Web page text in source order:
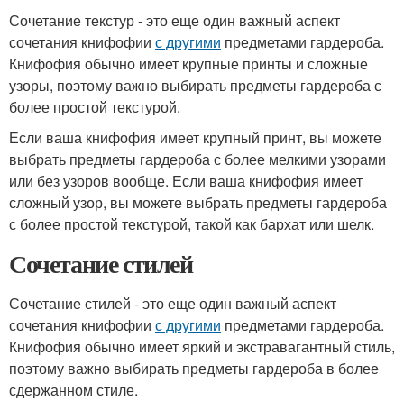
Сочетание текстур - это еще один важный аспект
сочетания книфофии с другими предметами гардероба.
Книфофия обычно имеет крупные принты и сложные
узоры, поэтому важно выбирать предметы гардероба с
более простой текстурой.
Если ваша книфофия имеет крупный принт, вы можете
выбрать предметы гардероба с более мелкими узорами
или без узоров вообще. Если ваша книфофия имеет
сложный узор, вы можете выбрать предметы гардероба
с более простой текстурой, такой как бархат или шелк.
Сочетание стилей
Сочетание стилей - это еще один важный аспект
сочетания книфофии с другими предметами гардероба.
Книфофия обычно имеет яркий и экстравагантный стиль,
поэтому важно выбирать предметы гардероба в более
сдержанном стиле.